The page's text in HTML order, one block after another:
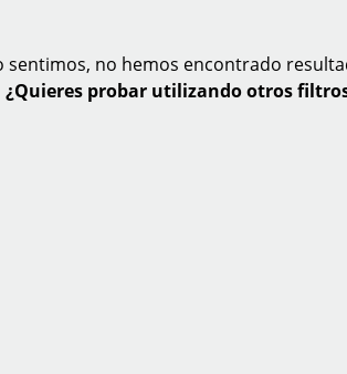
sentimos, no hemos encontrado
¿Quieres probar utilizando otros